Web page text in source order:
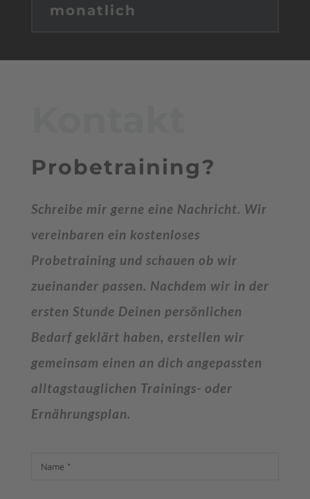
monatlich
Probetraining?
Schreibe mir gerne eine Nachricht. Wir
vereinbaren ein kostenloses
Probetraining und schauen ob wir
zueinander passen. Nachdem wir in der
ersten Stunde Deinen persönlichen
Bedarf geklärt haben, erstellen wir
gemeinsam einen an dich angepassten
alltagstauglichen Trainings- oder
Ernährungsplan.